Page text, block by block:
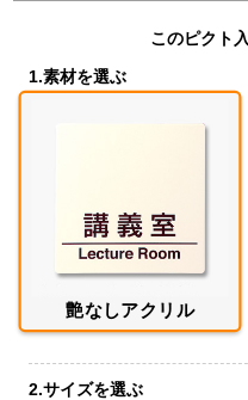
このピクト
1.素材を選ぶ
艶なしアクリル
2.サイズを選ぶ